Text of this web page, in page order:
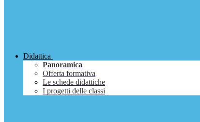
Didattica
Panoramica
Offerta formativa
Le schede didattiche
I progetti delle classi